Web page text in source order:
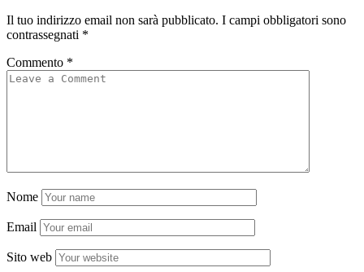
Il tuo indirizzo email non sarà pubblicato. I campi obbligatori sono
contrassegnati *
Commento *
Nome
Email
Sito web